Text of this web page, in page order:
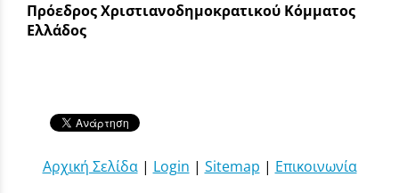
Πρόεδρος Χριστιανοδημοκρατικού Κόμματος
Ελλάδος
Αρχική Σελίδα| Login | Sitemap | Επικοινωνία